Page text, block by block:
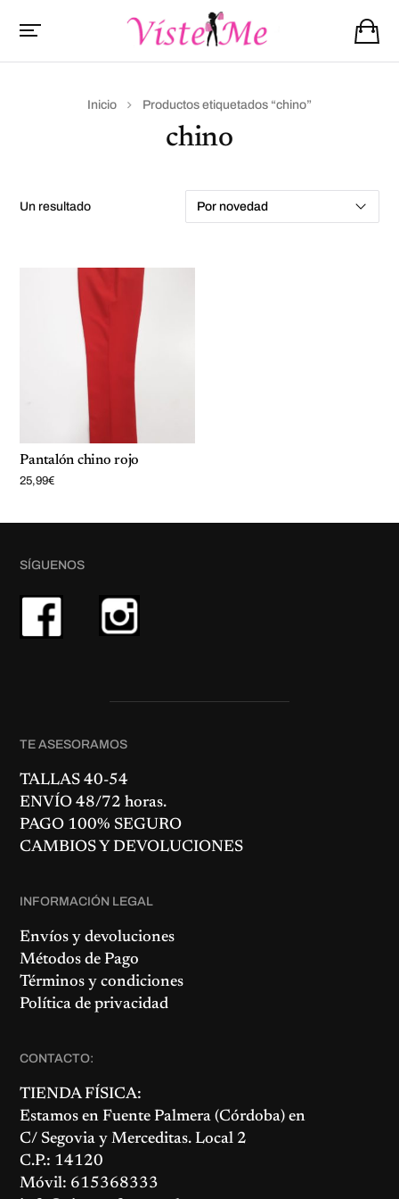
Inicio Productos etiquetados “chino”
chino
un resultado
Pantalón chino rojo
25,99€
SÍGUENOS
TE ASESORAMOS
TALLAS 40-54
ENVÍO 48/72 horas.
PAGO 100% SEGURO
CAMBIOS Y DEVOLUCIONES
INFORMACIÓN LEGAL
Envíos y devoluciones
Métodos de Pago
Términos y condiciones
Política de privacidad
CONTACTO:
TIENDA FÍSICA:
Estamos enFuente Palmera (Córdoba) en
C/ Segovia y Merceditas. Local 2
C.P.: 14120
Móvil: 615368333